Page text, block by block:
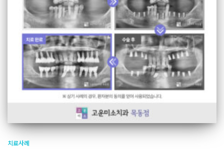
치료사례